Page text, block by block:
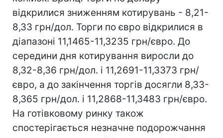
відкрилися зниженням котирувань - 8,21-
8,33 грн/дол. Торги по євро відкрилися в
діапазоні 11,1465-11,3235 грн/євро. До
середини дня котирування виросли до
8,32-8,36 грн/дол. і 11,2691-11,3373 грн/
євро, а до закінчення торгів досягли 8,33-
8,365 грн/дол. і 11,2868-11,3483 грн/євро.
На готівковому ринку також
спостерігається незначне подорожчання